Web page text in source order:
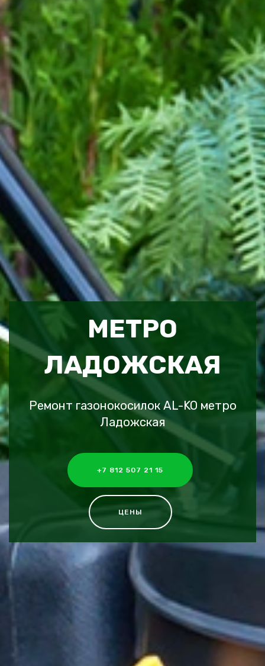
МЕТРО
ЛАДОЖСКАЯ
Ремонт газонокосилок AL-KO метро
Ладожская
+7 812 507 21 15
ЦЕНЫ